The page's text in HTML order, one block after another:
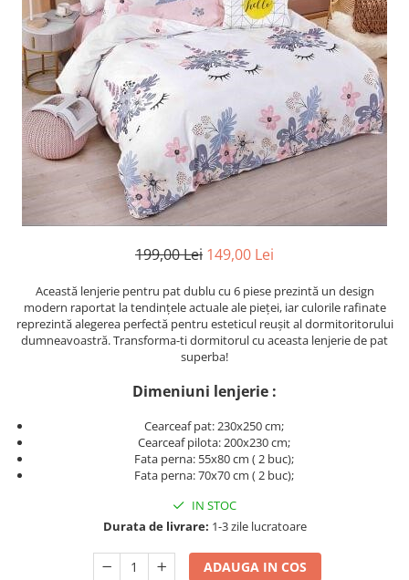
Cearceaf cu elastic
Cearceaf normal
Lenjerii De Pat Creponate
Lenjerii De Pat Bumbac Poplin 2
Persoane
Lenjerii De Pat Bumbac Poplin,
Matlasate, 2 Persoane
Lenjerii De Pat Bumbac Satinat 2
Persoane
Lenjerii De Pat Volanase
Lenjerii De Pat, Finet Premium 3D,
Lenjerii De Pat Jacquard
Lenjerii De Pat Catifea
Set Lenjerie De Pat Blana
Artificiala De Iepure, 6 Piese, 2
Persoane
Set Lenjerie Pat Blanita Iepure, 6
Piese, Cu Pilota Inclusa
Lenjerii De Pat Premium Collection
Set Lenjerie De Pat, 7 Piese, Cu
Pilota / Cuvertura Inclusa
Set Lenjerie De Pat Jacquard Regal,
11 Piese, Cuvertura Inclusa
199,00 Lei 149,00 Lei
Această lenjerie pentru pat dublu cu 6 piese prezintă un design
modern raportat la tendințele actuale ale pieței, iar culorile rafinate
reprezintă alegerea perfectă pentru esteticul reușit al dormitoritorului
dumneavoastră. Transforma-ti dormitorul cu aceasta lenjerie de pat
superba!
Dimeniuni lenjerie :
Cearceaf pat: 230x250 cm;
Cearceaf pilota: 200x230 cm;
Fata perna: 55x80 cm ( 2 buc);
Fata perna: 70x70 cm ( 2 buc);
IN STOC
Durata de livrare: 1-3 zile lucratoare
ADAUGA IN COS